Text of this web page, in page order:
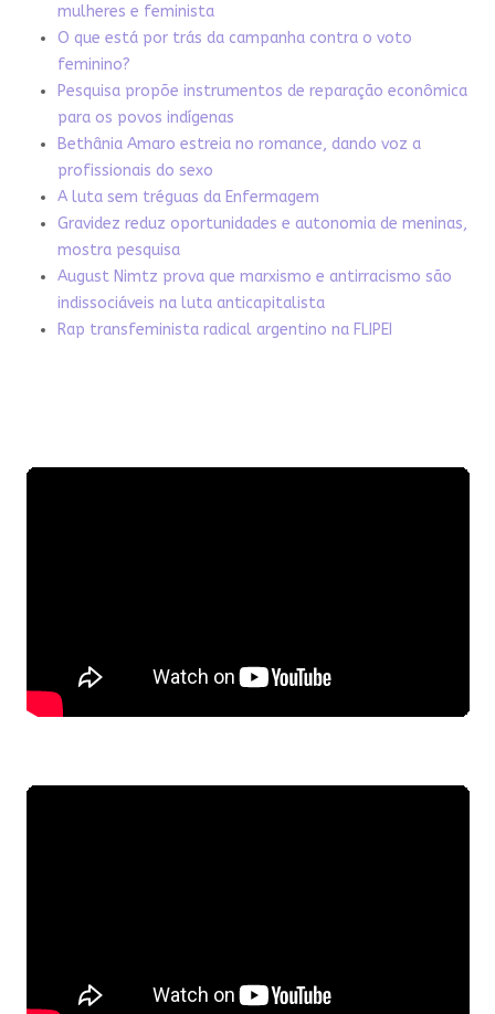
mulheres e feminista
O que está por trás da campanha contra o voto
feminino?
Pesquisa propõe instrumentos de reparação econômica
para os povos indígenas
Bethânia Amaro estreia no romance, dando voz a
profissionais do sexo
A luta sem tréguas da Enfermagem
Gravidez reduz oportunidades e autonomia de meninas,
mostra pesquisa
August Nimtz prova que marxismo e antirracismo são
indissociáveis na luta anticapitalista
Rap transfeminista radical argentino na FLIPEI